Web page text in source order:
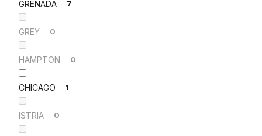
GRENADA 7
GREY 0
HAMPTON 0
CHICAGO 1
ISTRIA 0